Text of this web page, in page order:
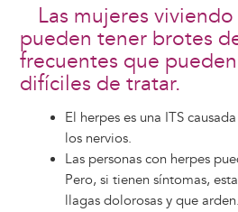
Las mujeres viviendo
pueden tener brotes
frecuentes que
difíciles de tratar.
El herpes es una ITS
los nervios.
Las personas con herpes
Pero, si tienen síntomas,
llagas dolorosas y que